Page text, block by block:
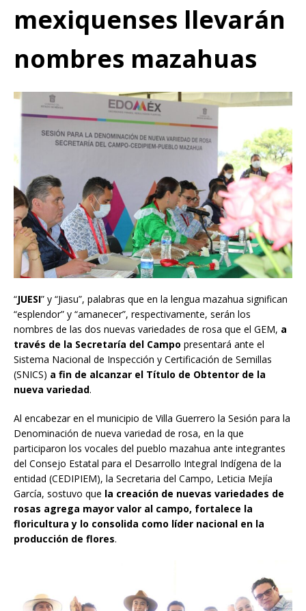
mexiquenses llevarán
nombres mazahuas
“JUESI” y “Jiasu”, palabras que en la lengua mazahua significan
“esplendor” y “amanecer”, respectivamente, serán los
nombres de las dos nuevas variedades de rosa que el GEM, a
través de la Secretaría del Campo presentará ante el
Sistema Nacional de Inspección y Certificación de Semillas
(SNICS) a fin de alcanzar el Título de Obtentor de la
nueva variedad.
Al encabezar en el municipio de Villa Guerrero la Sesión para la
Denominación de nueva variedad de rosa, en la que
participaron los vocales del pueblo mazahua ante integrantes
del Consejo Estatal para el Desarrollo Integral Indígena de la
entidad (CEDIPIEM), la Secretaria del Campo, Leticia Mejía
García, sostuvo que la creación de nuevas variedades de
rosas agrega mayor valor al campo, fortalece la
floricultura y lo consolida como líder nacional en la
producción de flores.